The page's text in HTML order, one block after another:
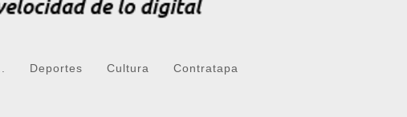
Deportes Cultura Contratapa